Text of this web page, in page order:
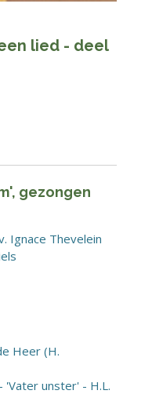
lied - deel
gezongen
Ignace Thevelein
Heer (H.
'Vater unster' - H.L.